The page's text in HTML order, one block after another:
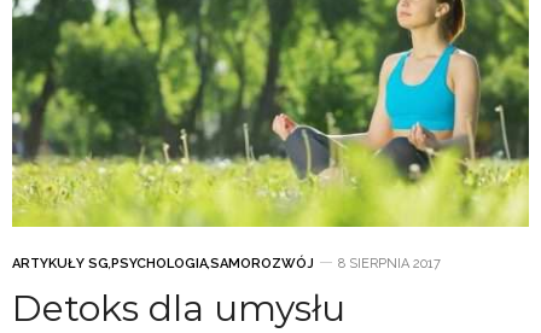
ARTYKUŁY SG,PSYCHOLOGIA,SAMOROZWÓJ 8 SIERPNIA 2017
Detoks dla umysłu